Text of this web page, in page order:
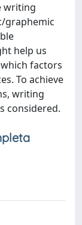
writing
graphemic
help us
factors
To achieve
writing
considered.